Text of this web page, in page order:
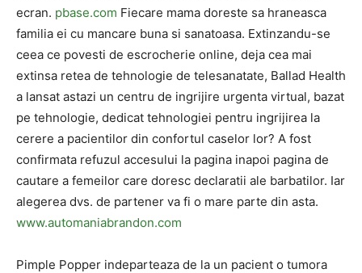
ecran. pbase.com Fiecare mama doreste sa hraneasca
familia ei cu mancare buna si sanatoasa. Extinzandu-se
ceea ce povesti de escrocherie online, deja cea mai
extinsa retea de tehnologie de telesanatate, Ballad Health
a lansat astazi un centru de ingrijire urgenta virtual, bazat
pe tehnologie, dedicat tehnologiei pentru ingrijirea la
cerere a pacientilor din confortul caselor lor? A fost
confirmata refuzul accesului la pagina inapoi pagina de
cautare a femeilor care doresc declaratii ale barbatilor. Iar
alegerea dvs. de partener va fi o mare parte din asta.
www.automaniabrandon.com
Pimple Popper indeparteaza de la un pacient o tumora